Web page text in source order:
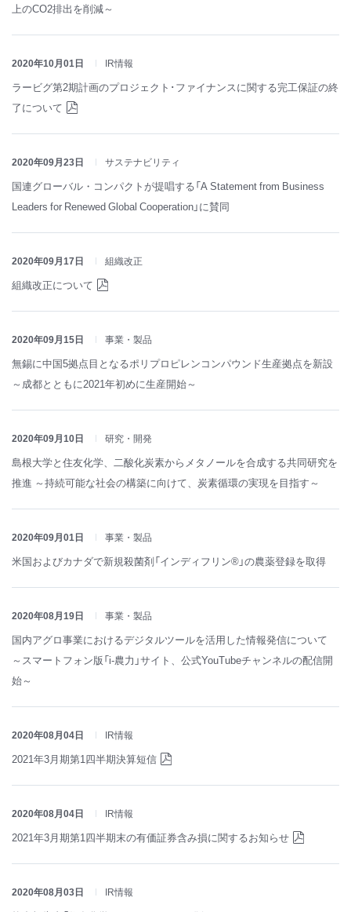
上のCO2排出を削減～
2020年10月01日 IR情報
ラービグ第2期計画のプロジェクト･ファイナンスに関する完工保証の終
了について
2020年09月23日 サステナビリティ
国連グローバル・コンパクトが提唱する「A Statement from Business
Leaders for Renewed Global Cooperation」に賛同
2020年09月17日 組織改正
組織改正について
2020年09月15日 事業・製品
無錫に中国5拠点目となるポリプロピレンコンパウンド生産拠点を新設
～成都とともに2021年初めに生産開始～
2020年09月10日 研究・開発
島根大学と住友化学、二酸化炭素からメタノールを合成する共同研究を
推進 ～持続可能な社会の構築に向けて、炭素循環の実現を目指す～
2020年09月01日 事業・製品
米国およびカナダで新規殺菌剤「インディフリン®」の農薬登録を取得
2020年08月19日 事業・製品
国内アグロ事業におけるデジタルツールを活用した情報発信について
～スマートフォン版「i-農力」サイト、公式YouTubeチャンネルの配信開
始～
2020年08月04日 IR情報
2021年3月期第1四半期決算短信
2020年08月04日 IR情報
2021年3月期第1四半期末の有価証券含み損に関するお知らせ
2020年08月03日 IR情報